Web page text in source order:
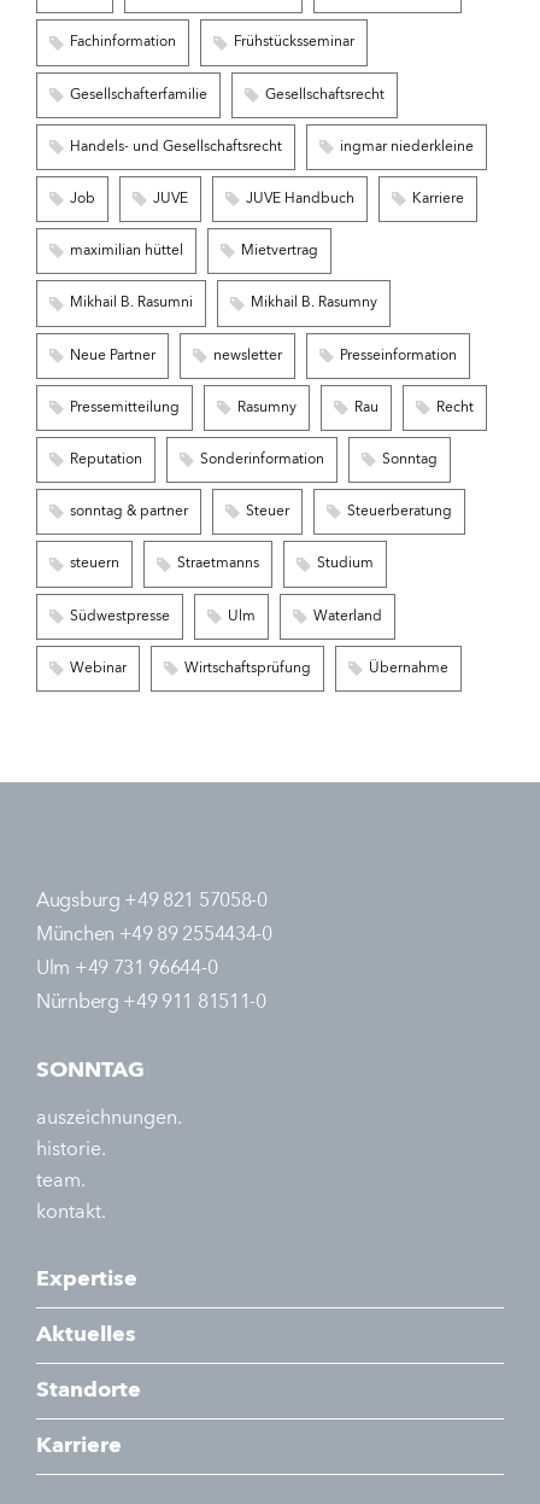
Fachinformation Frühstücksseminar
Gesellschafterfamilie Gesellschaftsrecht
Handels- und Gesellschaftsrecht ingmar niederkleine
Job JUVE JUVE Handbuch Karriere
maximilian hüttel Mietvertrag
Mikhail B. Rasumni Mikhail B. Rasumny
Neue Partner newsletter Presseinformation
Pressemitteilung Rasumny Rau Recht
Reputation Sonderinformation Sonntag
sonntag & partner Steuer Steuerberatung
steuern Straetmanns Studium
Südwestpresse Ulm Waterland
Webinar Wirtschaftsprüfung Übernahme
Augsburg +49 821 57058-0
München +49 89 2554434-0
Ulm +49 731 96644-0
Nürnberg +49 911 81511-0
SONNTAG
auszeichnungen.
historie.
team.
kontakt.
Expertise
Aktuelles
Standorte
Karriere